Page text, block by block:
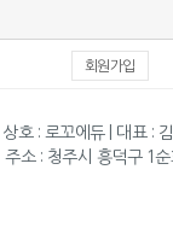
회원가입
상호 : 로꼬에듀 | 대표 :
주소 : 청주시 흥덕구 1